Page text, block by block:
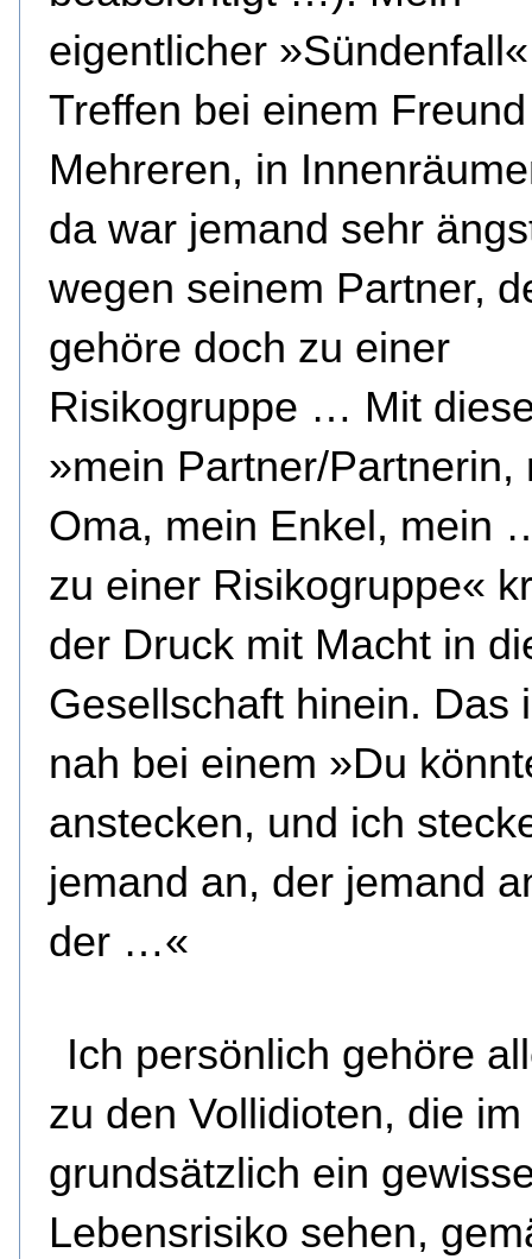
eigentlicher
Treffen bei einem
Mehreren, in
da war jemand sehr
wegen seinem Partner,
gehöre doch zu einer
Risikogruppe … Mit
»mein Partner/Partnerin,
Oma, mein Enkel, mein
zu einer Risikogruppe«
der Druck mit Macht in
Gesellschaft hinein. Das
nah bei einem »Du
anstecken, und ich
jemand an, der jemand
der …«
Ich persönlich gehöre
zu den Vollidioten, die
grundsätzlich ein
Lebensrisiko sehen,